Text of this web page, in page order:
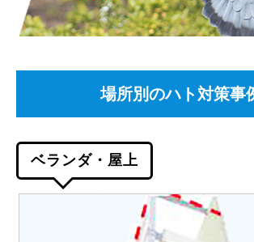
場所別のハト対策事
ベランダ・屋上